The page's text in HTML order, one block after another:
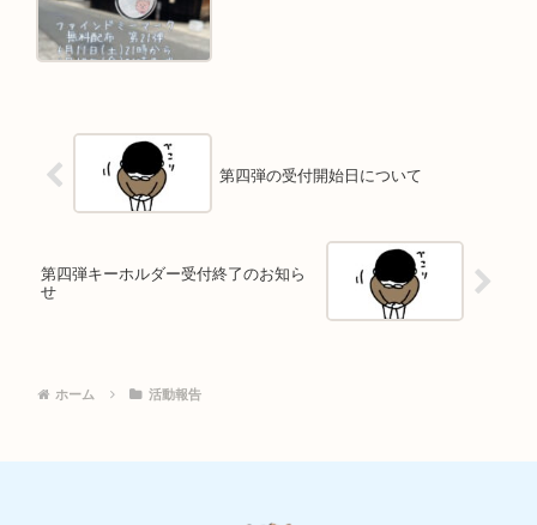
第四弾の受付開始日について
第四弾キーホルダー受付終了のお知ら
せ
ホーム 活動報告